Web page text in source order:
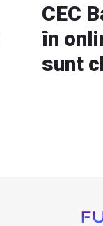
CEC
în
sunt